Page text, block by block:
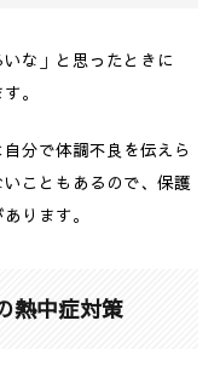
な」と思ったときに
。
分で体調不良を伝えら
こともあるので、保護
ります。
熱中症対策